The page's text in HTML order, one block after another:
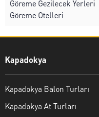
Göreme Gezilecek Yerleri
Göreme Otelleri
Kapadokya
Kapadokya Balon Turları
Kapadokya At Turları